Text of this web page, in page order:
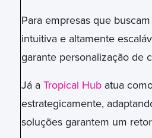
Para empresas que
intuitiva e altamente
garante personalização de
Já a Tropical Hubatua
estrategicamente,
soluções garantem um